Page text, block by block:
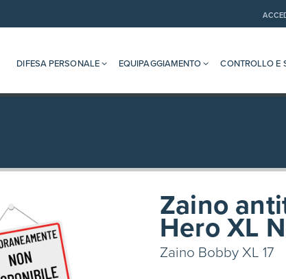
DIFESA PERSONALE EQUIPAGGIAMENTO CONTROLLO E
Zaino
Hero XL
Zaino Bobby XL 17